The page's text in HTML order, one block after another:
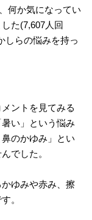
何か気になってい
た(7,607人回
しらの悩みを持っ
ントを見てみる
い」という悩み
のかゆみ」とい
でした。
ゆみや赤み、擦
。